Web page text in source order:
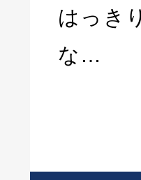
はっき
な…